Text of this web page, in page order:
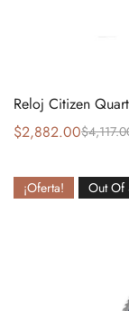
Reloj Citizen
$
$2,882.00
¡Oferta! Out Of